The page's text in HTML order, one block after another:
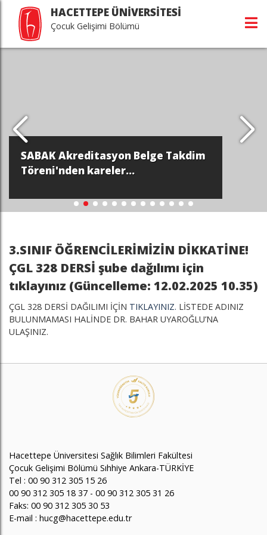
HACETTEPE ÜNİVERSİTESİ
Çocuk Gelişimi Bölümü
SABAK Akreditasyon Belge Takdim
Töreni'nden kareler...
3.SINIF ÖĞRENCİLERİMİZİN DİKKATİNE!
ÇGL 328 DERSİ şube dağılımı için
tıklayınız (Güncelleme: 12.02.2025 10.35)
ÇGL 328 DERSİ DAĞILIMI İÇİN TIKLAYINIZ. LİSTEDE ADINIZ
BULUNMAMASI HALİNDE DR. BAHAR UYAROĞLU’NA
ULAŞINIZ.
Hacettepe Üniversitesi Sağlık Bilimleri Fakültesi
Çocuk Gelişimi Bölümü Sıhhiye Ankara-TÜRKİYE
Tel : 00 90 312 305 15 26
00 90 312 305 18 37 - 00 90 312 305 31 26
Faks: 00 90 312 305 30 53
E-mail : hucg@hacettepe.edu.tr